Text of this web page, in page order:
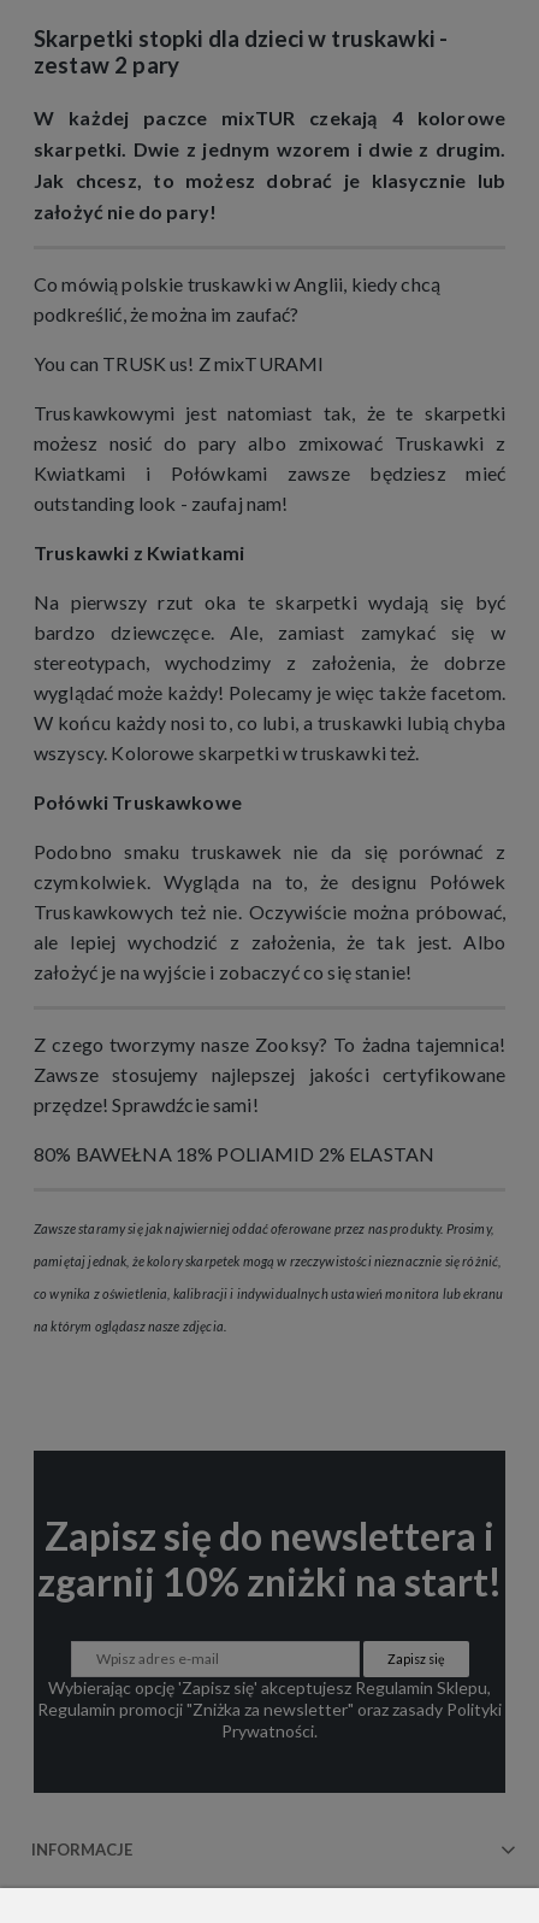
Skarpetki stopki dla dzieci w truskawki -
zestaw 2 pary
W każdej paczce mixTUR czekają 4 kolorowe
skarpetki. Dwie z jednym wzorem i dwie z drugim.
Jak chcesz, to możesz dobrać je klasycznie lub
założyć nie do pary!
Co mówią polskie truskawki w Anglii, kiedy chcą
podkreślić, że można im zaufać?
You can TRUSK us! Z mixTURAMI
Truskawkowymi jest natomiast tak, że te skarpetki
możesz nosić do pary albo zmixować Truskawki z
Kwiatkami i Połówkami zawsze będziesz mieć
outstanding look - zaufaj nam!
Truskawki z Kwiatkami
Na pierwszy rzut oka te skarpetki wydają się być
bardzo dziewczęce. Ale, zamiast zamykać się w
stereotypach, wychodzimy z założenia, że dobrze
wyglądać może każdy! Polecamy je więc także facetom.
W końcu każdy nosi to, co lubi, a truskawki lubią chyba
wszyscy. Kolorowe skarpetki w truskawki też.
Połówki Truskawkowe
Podobno smaku truskawek nie da się porównać z
czymkolwiek. Wygląda na to, że designu Połówek
Truskawkowych też nie. Oczywiście można próbować,
ale lepiej wychodzić z założenia, że tak jest. Albo
założyć je na wyjście i zobaczyć co się stanie!
Z czego tworzymy nasze Zooksy? To żadna tajemnica!
Zawsze stosujemy najlepszej jakości certyfikowane
przędze! Sprawdźcie sami!
80% BAWEŁNA 18% POLIAMID 2% ELASTAN
Zawsze staramy się jak najwierniej oddać oferowane przez nas produkty. Prosimy,
pamiętaj jednak, że kolory skarpetek mogą w rzeczywistości nieznacznie się różnić,
co wynika z oświetlenia, kalibracji i indywidualnych ustawień monitora lub ekranu
na którym oglądasz nasze zdjęcia.
Zapisz się do newslettera i
zgarnij 10% zniżki na start!
Zapisz się
Wybierając opcję 'Zapisz się' akceptujesz Regulamin Sklepu,
Regulamin promocji "Zniżka za newsletter" oraz zasady Polityki
Prywatności.
INFORMACJE